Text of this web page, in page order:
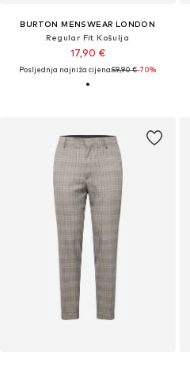
BURTON MENSWEAR LONDON
Regular Fit Košulja
17,90 €
Posljednja najniža cijena:59,90 €-70%